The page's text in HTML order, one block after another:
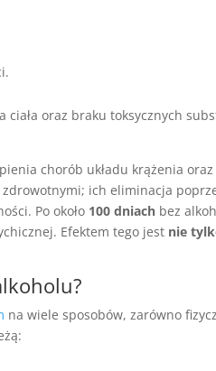
oraz braku toksycznych
chorób układu krążenia
ich eliminacja
Po około 100 dniach bez
Efektem tego jest nie
na wiele sposobów, zarówno